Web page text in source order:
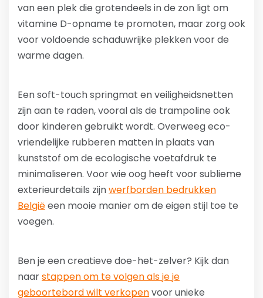
van een plek die grotendeels in de zon ligt om
vitamine D-opname te promoten, maar zorg ook
voor voldoende schaduwrijke plekken voor de
warme dagen.
Een soft-touch springmat en veiligheidsnetten
zijn aan te raden, vooral als de trampoline ook
door kinderen gebruikt wordt. Overweeg eco-
vriendelijke rubberen matten in plaats van
kunststof om de ecologische voetafdruk te
minimaliseren. Voor wie oog heeft voor sublieme
exterieurdetails zijnwerfborden bedrukken
Belgiëeen mooie manier om de eigen stijl toe te
voegen.
Ben je een creatieve doe-het-zelver? Kijk dan
naarstappen om te volgen als je je
geboortebord wilt verkopenvoor unieke